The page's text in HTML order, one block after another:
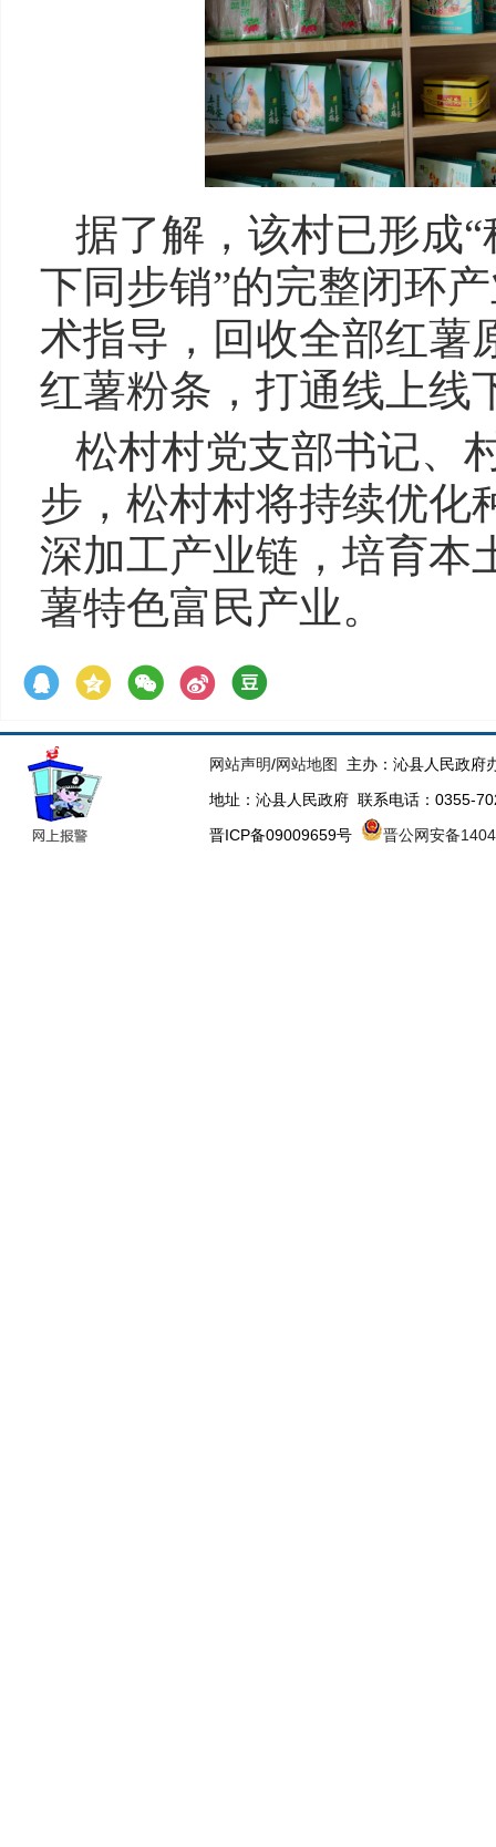
据了解，该村已形成
下同步销”的完整闭环
术指导，回收全部红薯
红薯粉条，打通线上线
松村村党支部书记、
步，松村村将持续优化
深加工产业链，培育本
薯特色富民产业。
网站声明/网站地图
主办：沁县人民政府
地址：沁县人民政府 联系电话：0355-
晋ICP备09009659号
晋公网安备